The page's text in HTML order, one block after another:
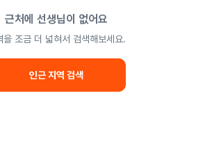
근처에 선생님이 없어요
을 조금 더 넓혀서 검색해보세요.
인근 지역 검색